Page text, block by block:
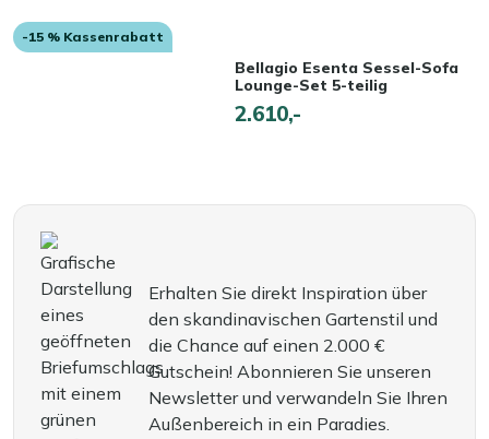
-15 % Kassenrabatt
Bellagio Esenta Sessel-Sofa
Lounge-Set 5-teilig
2.610,-
Erhalten Sie direkt Inspiration über
den skandinavischen Gartenstil und
die Chance auf einen 2.000 €
Gutschein! Abonnieren Sie unseren
Newsletter und verwandeln Sie Ihren
Außenbereich in ein Paradies.